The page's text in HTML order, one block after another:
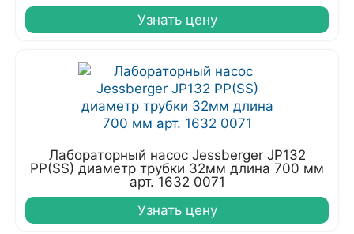
Узнать цену
Лабораторный насос Jessberger JP132
PP(SS) диаметр трубки 32мм длина 700 мм
арт. 1632 0071
Узнать цену